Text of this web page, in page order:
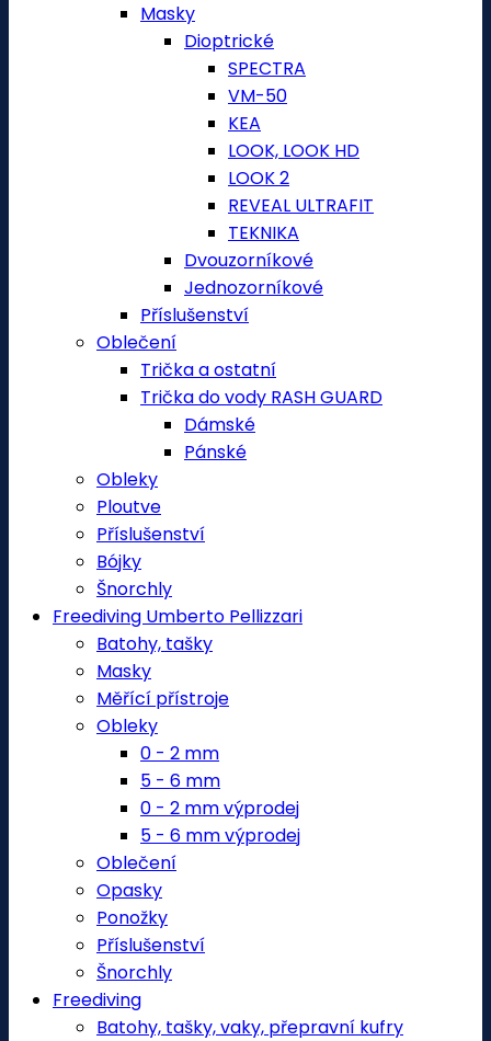
Masky
Dioptrické
SPECTRA
VM-50
KEA
LOOK, LOOK HD
LOOK 2
REVEAL ULTRAFIT
TEKNIKA
Dvouzorníkové
Jednozorníkové
Příslušenství
Oblečení
Trička a ostatní
Trička do vody RASH GUARD
Dámské
Pánské
Obleky
Ploutve
Příslušenství
Bójky
Šnorchly
Freediving Umberto Pellizzari
Batohy, tašky
Masky
Měřící přístroje
Obleky
0 - 2 mm
5 - 6 mm
0 - 2 mm výprodej
5 - 6 mm výprodej
Oblečení
Opasky
Ponožky
Příslušenství
Šnorchly
Freediving
Batohy, tašky, vaky, přepravní kufry